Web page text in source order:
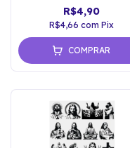
R$4,90
R$4,66 com Pix
COMPRAR